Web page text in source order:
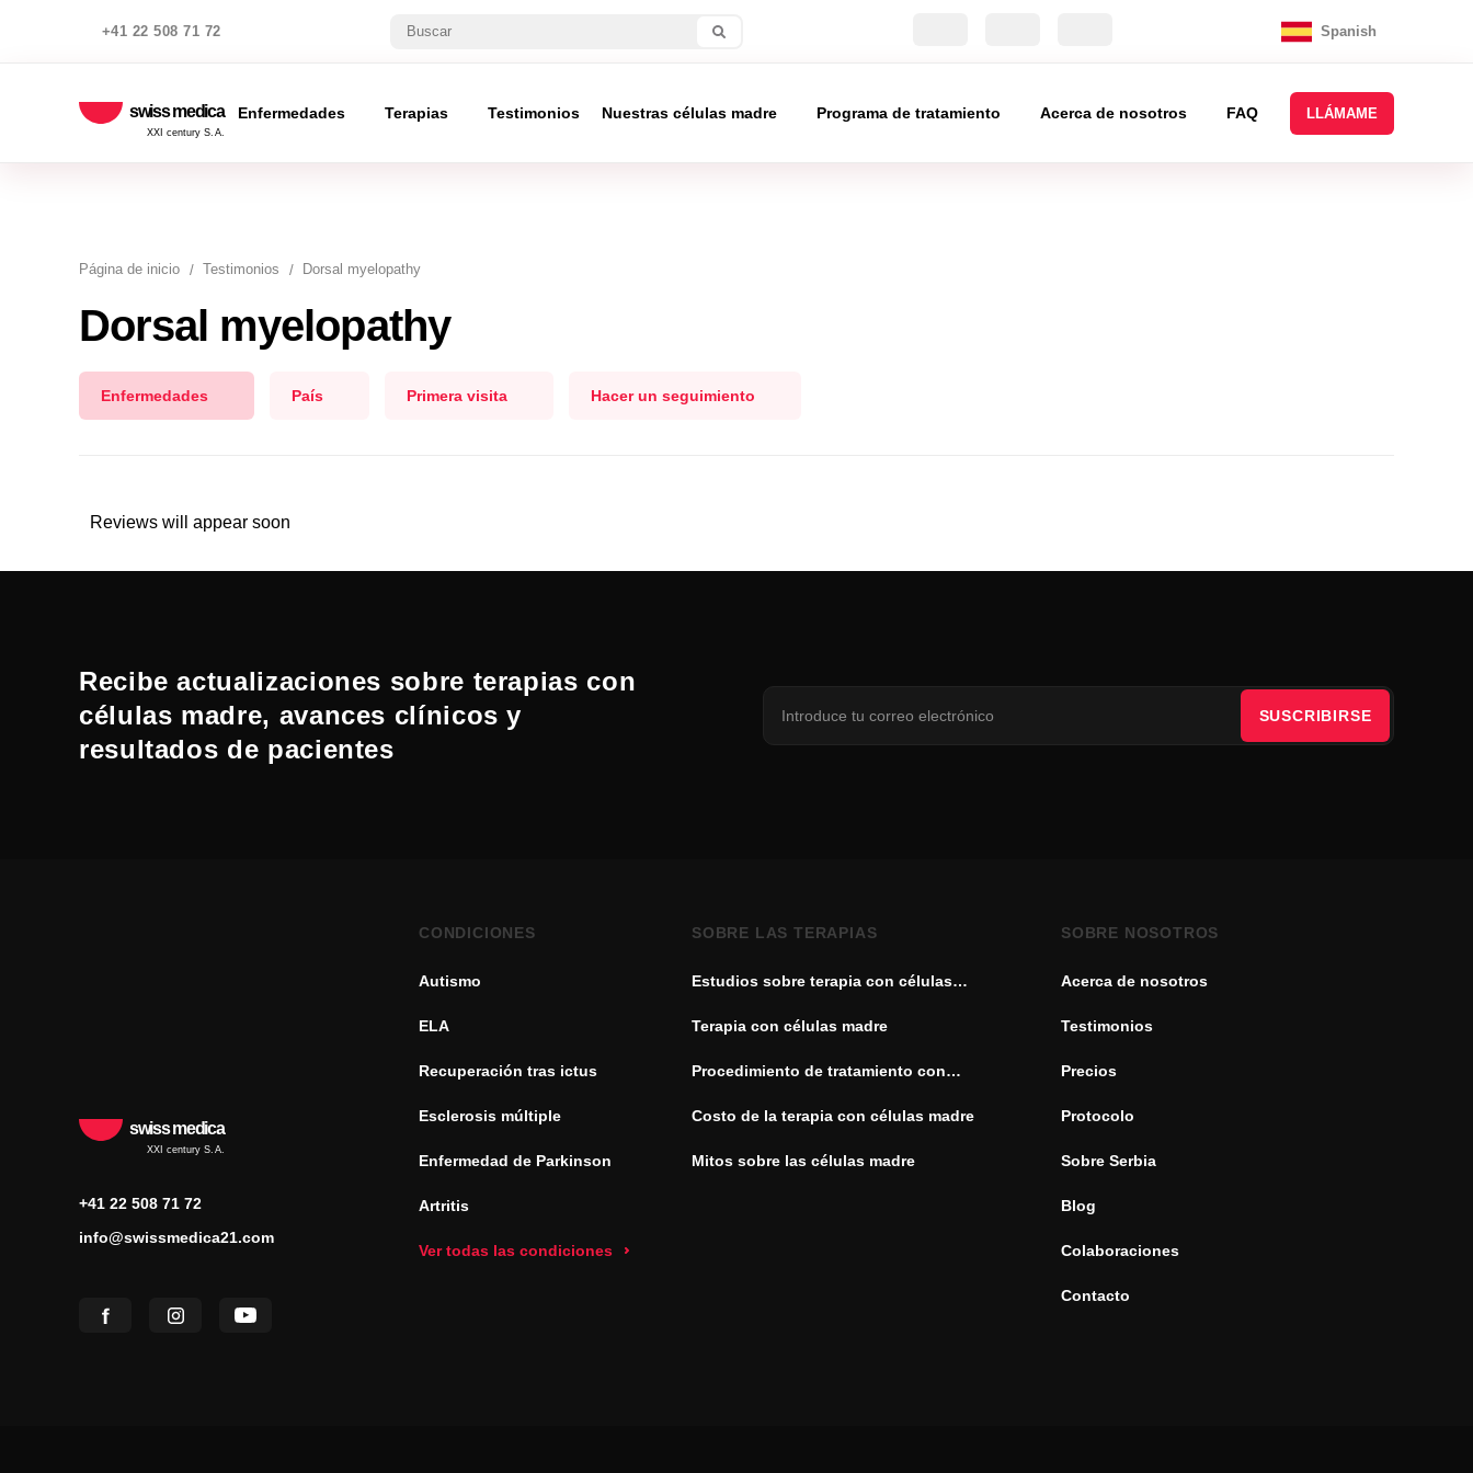
+41 22 508 71 72 Spanish
swiss medica
XXI century S.A.
Enfermedades Terapias Testimonios Nuestras células madre Programa de tratamiento Acerca de nosotros FAQ LLÁMAME
Página de inicio Testimonios Dorsal myelopathy
Dorsal myelopathy
Enfermedades País Primera visita Hacer un seguimiento
Reviews will appear soon
Recibe actualizaciones sobre terapias con
células madre, avances clínicos y
resultados de pacientes
SUSCRIBIRSE
swiss medica
XXI century S.A.
+41 22 508 71 72
info@swissmedica21.com
CONDICIONES
Autismo
ELA
Recuperación tras ictus
Esclerosis múltiple
Enfermedad de Parkinson
Artritis
Ver todas las condiciones
SOBRE LAS TERAPIAS
Estudios sobre terapia con células
Terapia con células madre
Procedimiento de tratamiento con
Costo de la terapia con células madre
Mitos sobre las células madre
SOBRE NOSOTROS
Acerca de nosotros
Testimonios
Precios
Protocolo
Sobre Serbia
Blog
Colaboraciones
Contacto